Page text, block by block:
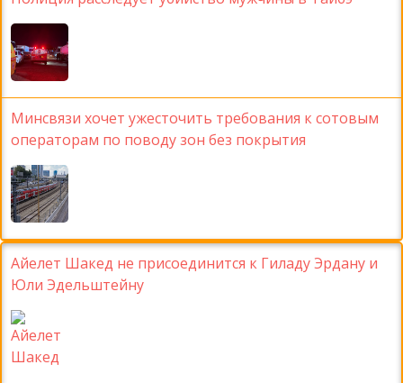
Минсвязи хочет ужесточить требования к сотовым
операторам по поводу зон без покрытия
Айелет Шакед не присоединится к Гиладу Эрдану и
Юли Эдельштейну